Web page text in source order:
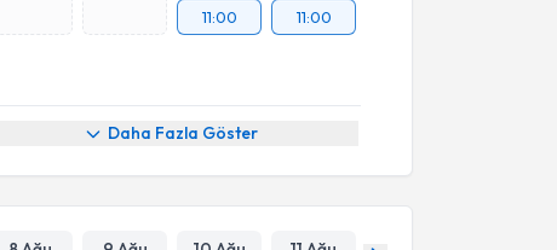
11:00
11:00
Daha Fazla Göster